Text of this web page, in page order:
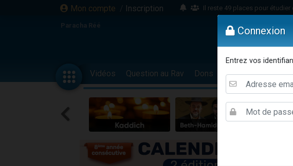
Mon compte / Inscription
Il reste 49 places pour
16 personnes viennent de
2 personnes viennent de faire
17 personnes viennent de
4 personnes viennent de nous
Il reste 49 places pour étudier
Eva vient de donner son Maasser
4 personnes viennent de nous
Paracha Réé
Vidéos Question au Rav Dons Femmes Enfants
Connexion
Entrez vos